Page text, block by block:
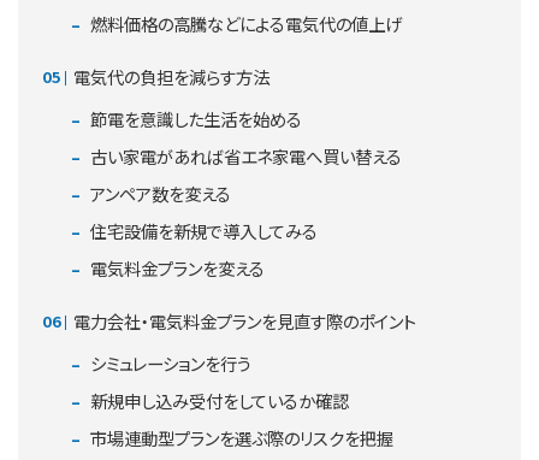
燃料価格の高騰などによる電気代の値上げ
電気代の負担を減らす方法
節電を意識した生活を始める
古い家電があれば省エネ家電へ買い替える
アンペア数を変える
住宅設備を新規で導入してみる
電気料金プランを変える
電力会社・電気料金プランを見直す際のポイント
シミュレーションを行う
新規申し込み受付をしているか確認
市場連動型プランを選ぶ際のリスクを把握